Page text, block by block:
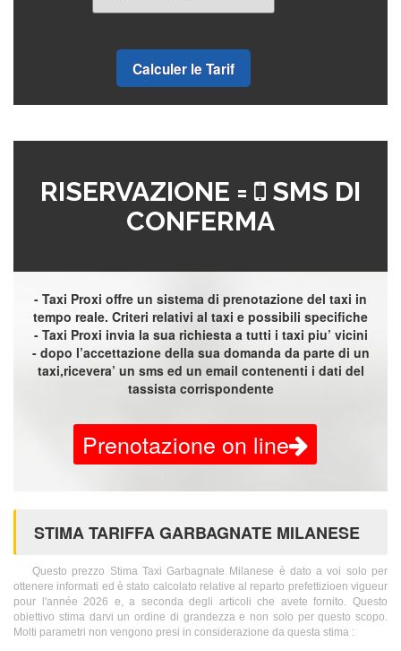
Calculer le Tarif
RISERVAZIONE =
SMS DI
CONFERMA
- Taxi Proxi offre un sistema di prenotazione del taxi in
tempo reale. Criteri relativi al taxi e possibili specifiche
- Taxi Proxi invia la sua richiesta a tutti i taxi piu’ vicini
- dopo l’accettazione della sua domanda da parte di un
taxi,ricevera’ un sms ed un email contenenti i dati del
tassista corrispondente
Prenotazione on line
STIMA TARIFFA GARBAGNATE MILANESE
Questo prezzo Stima Taxi Garbagnate Milanese è dato a voi solo per
ottenere informati ed è stato calcolato relative al reparto prefettizioen vigueur
pour l'année 2026 e, a seconda degli articoli che avete fornito. Questo
obiettivo stima darvi un ordine di grandezza e non solo per questo scopo.
Molti parametri non vengono presi in considerazione da questa stima :